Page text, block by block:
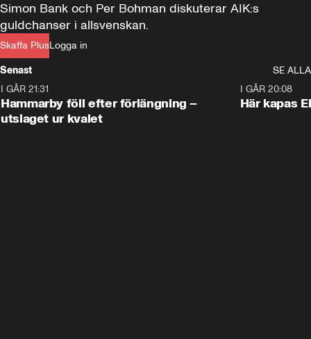
Skaffa PlusLogga in
Simon Bank och Per Bohman diskuterar AIK:s
guldchanser i allsvenskan.
Senast
SE ALLA
I GÅR 21:31
Hammarby föll efter förlängning –
utslaget ur kvalet
I GÅR 20:08
Här kapas